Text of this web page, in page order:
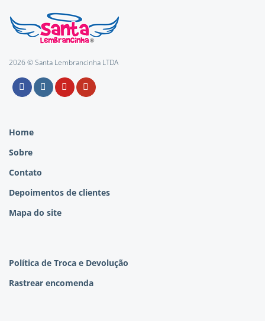
2026 © Santa Lembrancinha LTDA
Home
Sobre
Contato
Depoimentos de clientes
Mapa do site
Política de Troca e Devolução
Rastrear encomenda